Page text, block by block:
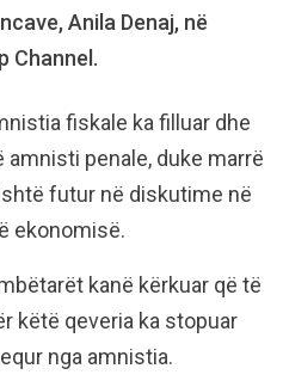
Anila Denaj, në
Channel.
fiskale ka filluar dhe
penale, duke marrë
futur në diskutime në
ekonomisë.
kanë kërkuar që të
këtë qeveria ka stopuar
nga amnistia.